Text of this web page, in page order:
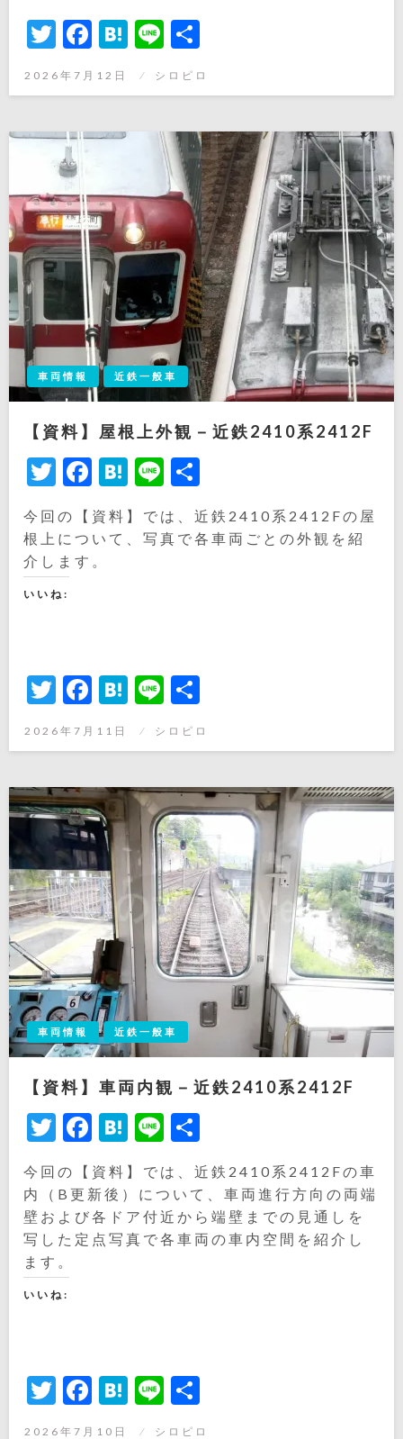
Twitter
Facebook
Hatena
Line
有
投
日:
2026年7月12日 シロピロ
車両情報 近鉄一般車
【資料】屋根上外観－近鉄2410系2412F
Twitter
Facebook
Hatena
Line
有
今回の【資料】では、近鉄2410系2412Fの屋
根上について、写真で各車両ごとの外観を紹
介します。
いいね:
Twitter
Facebook
Hatena
Line
有
投
日:
2026年7月11日 シロピロ
車両情報 近鉄一般車
【資料】車両内観－近鉄2410系2412F
Twitter
Facebook
Hatena
Line
有
今回の【資料】では、近鉄2410系2412Fの車
内（B更新後）について、車両進行方向の両端
壁および各ドア付近から端壁までの見通しを
写した定点写真で各車両の車内空間を紹介し
ます。
いいね:
Twitter
Facebook
Hatena
Line
有
投
2026年7月10日 シロピロ